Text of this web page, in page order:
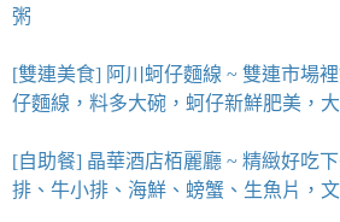
粥
[雙連美食] 阿川蚵仔麵線 ~ 雙連市場
仔麵線，料多大碗，蚵仔新鮮肥美，
[自助餐] 晶華酒店栢麗廳 ~ 精緻好吃
排、牛小排、海鮮、螃蟹、生魚片，